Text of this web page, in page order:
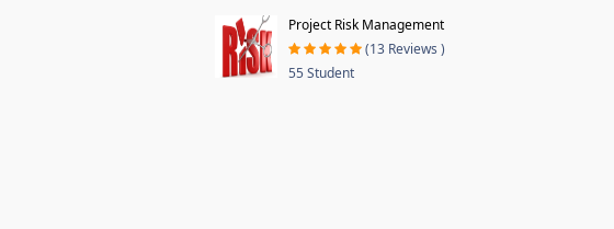
Project Risk Management
(13 Reviews )
55 Student